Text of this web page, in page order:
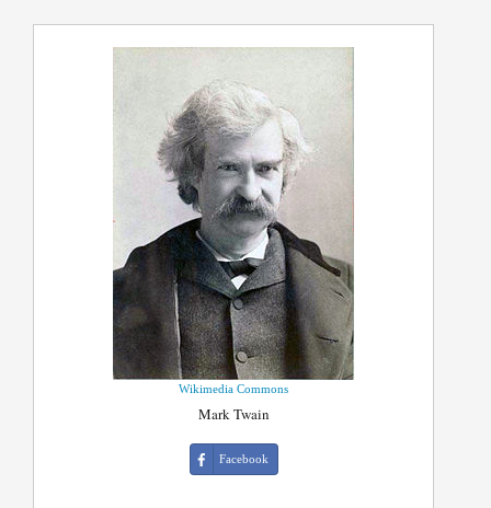
Wikimedia Commons
Mark Twain
Facebook